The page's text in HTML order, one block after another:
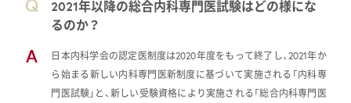
2021年以降の総合内科専門医試験はどの様にな
るのか？
A
日本内科学会の認定医制度は2020年度をもって終了し、2021年か
ら始まる新しい内科専門医新制度に基づいて実施される「内科専
門医試験」と、新しい受験資格により実施される「総合内科専門医